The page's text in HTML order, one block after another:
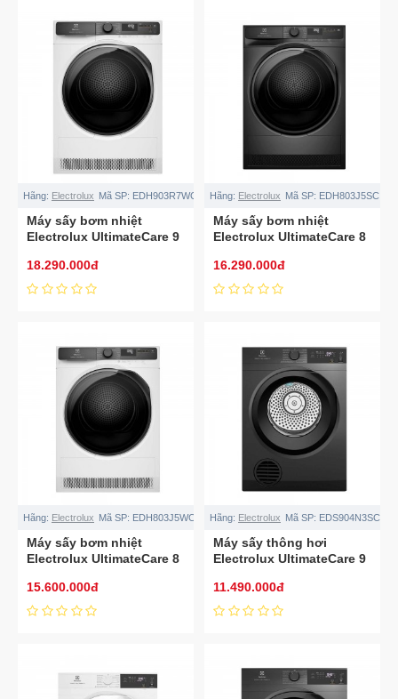
Hãng: Electrolux Mã SP: EDH903R7WC
Máy sấy bơm nhiệt
Electrolux UltimateCare 9
18.290.000đ
Hãng: Electrolux Mã SP: EDH803J5SC
Máy sấy bơm nhiệt
Electrolux UltimateCare 8
16.290.000đ
Hãng: Electrolux Mã SP: EDH803J5WC
Máy sấy bơm nhiệt
Electrolux UltimateCare 8
15.600.000đ
Hãng: Electrolux Mã SP: EDS904N3SC
Máy sấy thông hơi
Electrolux UltimateCare 9
11.490.000đ